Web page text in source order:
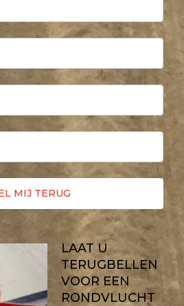
LAAT U
TERUGBELLEN
VOOR EEN
RONDVLUCHT